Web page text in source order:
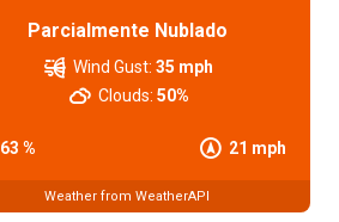
Parcialmente Nublado
63 % 21 mph
Wind Gust: 35 mph
Clouds: 50%
Weather from WeatherAPI